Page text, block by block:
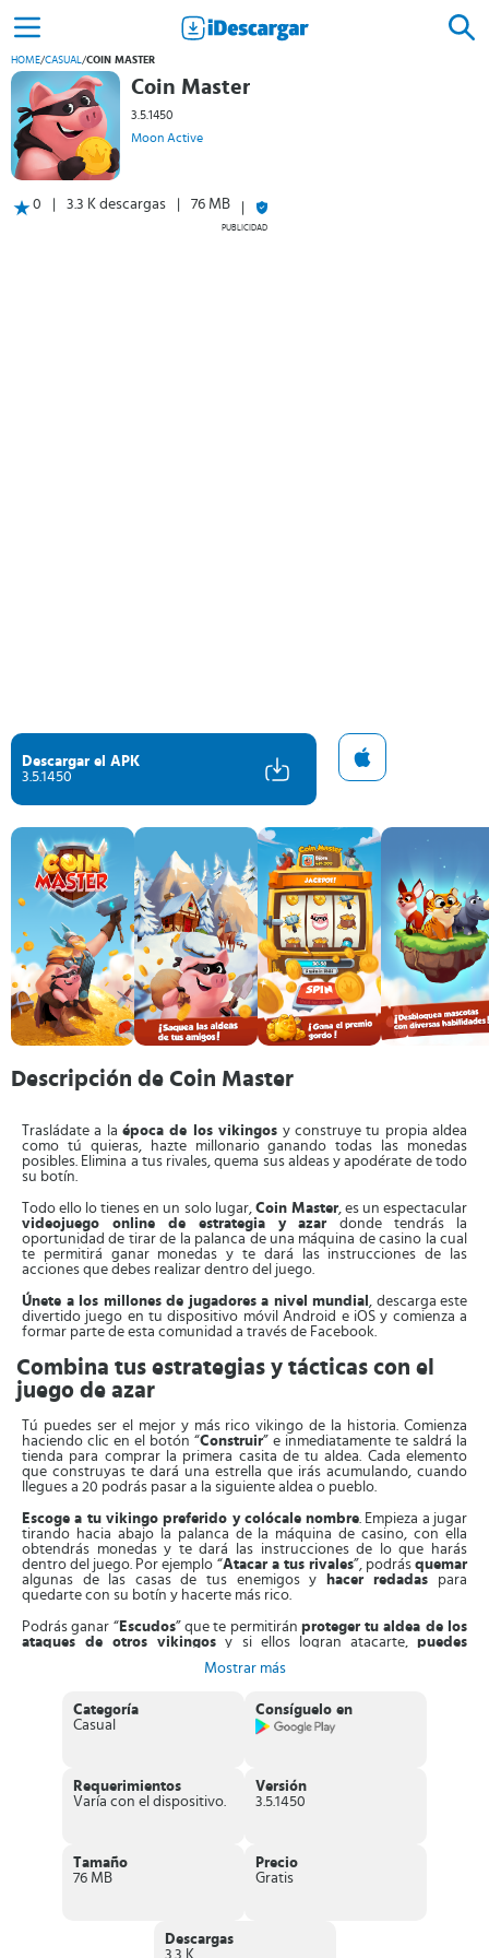
HOME/CASUAL/COIN MASTER
Coin Master
3.5.1450
Moon Active
0 3.3 K descargas 76 MB
PUBLICIDAD
Descargar el APK
3.5.1450
Descripción de Coin Master
Trasládate a laépoca de los vikingos y construye tu propia aldea
como tú quieras, hazte millonario ganando todas las monedas
posibles. Elimina a tus rivales, quema sus aldeas y apodérate de todo
su botín.
Todo ello lo tienes en un solo lugar, Coin Master, es un espectacular
videojuego online de estrategia y azardonde tendrás la
oportunidad de tirar de la palanca de una máquina de casino la cual
te permitirá ganar monedas y te dará las instrucciones de las
acciones que debes realizar dentro del juego.
Únete a los millones de jugadores a nivel mundial , descarga este
divertido juego en tu dispositivo móvil Android e iOS y comienza a
formar parte de esta comunidad a través de Facebook.
Combina tus estrategias y tácticas con el
juego de azar
Tú puedes ser el mejor y más rico vikingo de la historia. Comienza
haciendo clic en el botón “Construir” e inmediatamente te saldrá la
tienda para comprar la primera casita de tu aldea. Cada elemento
que construyas te dará una estrella que irás acumulando, cuando
llegues a 20 podrás pasar a la siguiente aldea o pueblo.
Escoge a tu vikingo preferido y colócale nombre. Empieza a jugar
tirando hacia abajo la palanca de la máquina de casino, con ella
obtendrás monedas y te dará las instrucciones de lo que harás
dentro del juego. Por ejemplo “Atacar a tus rivales”, podrásquemar
algunas de las casas de tus enemigos y
hacer redadas para
quedarte con su botín y hacerte más rico.
Podrás ganar “Escudos” que te permitirán proteger tu aldea de los
ataques de otros vikingos y si ellos logran atacarte,puedes
quitaron y robándole sus monedas.
Otra estrategia de juego que tienes enCoin Master
” con ellas podrás completar los juegos y pasar a las próximos
niveles. Pero eso no es todo, puedes realizarintercambios de cartas
Podrásdesbloquear aldeas secretassi logras alcanzar los niveles
más altos dentro del juego. Usa todas las habilidades y estrategias
Características sobresalientes de Coin
Posee una interfaz sencilla y agradable con una
juego muy simple, por lo que está diseñado tanto para adultos
Mostrar más
Categoría
Casual
Consíguelo en
Requerimientos
Varía con el dispositivo.
Versión
3.5.1450
Tamaño
76 MB
Precio
Gratis
Descargas
3.3 K